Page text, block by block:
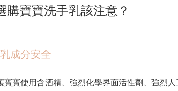
購寶寶洗手乳該注意？
成分安全
寶寶使用含酒精、強烈化學界面活性劑、強烈